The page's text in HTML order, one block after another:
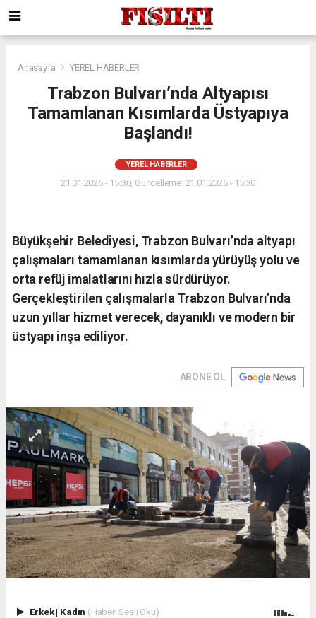
Anasayfa YEREL HABERLER
Trabzon Bulvarı’nda Altyapısı
Tamamlanan Kısımlarda Üstyapıya
Başlandı!
YEREL HABERLER
21.01.2026 - 15:30, Güncelleme: 21.01.2026 - 15:30
Büyükşehir Belediyesi, Trabzon Bulvarı’nda altyapı
çalışmaları tamamlanan kısımlarda yürüyüş yolu ve
orta refüj imalatlarını hızla sürdürüyor.
Gerçekleştirilen çalışmalarla Trabzon Bulvarı’nda
uzun yıllar hizmet verecek, dayanıklı ve modern bir
üstyapı inşa ediliyor.
ABONE OL
Erkek| Kadın (Haberi Sesli Oku)